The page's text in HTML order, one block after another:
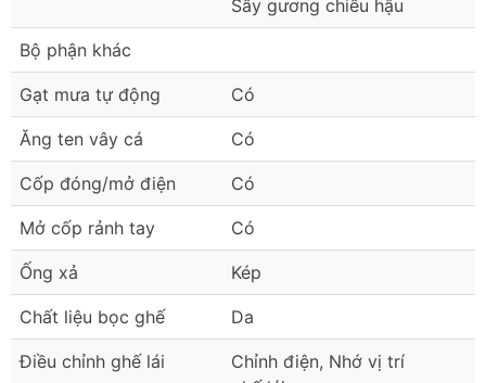
Sấy gương chiếu hậu
Bộ phận khác
Gạt mưa tự động Có
Ăng ten vây cá Có
Cốp đóng/mở điện Có
Mở cốp rảnh tay Có
Ống xả Kép
Chất liệu bọc ghế Da
Điều chỉnh ghế lái
Chỉnh điện, Nhớ vị trí